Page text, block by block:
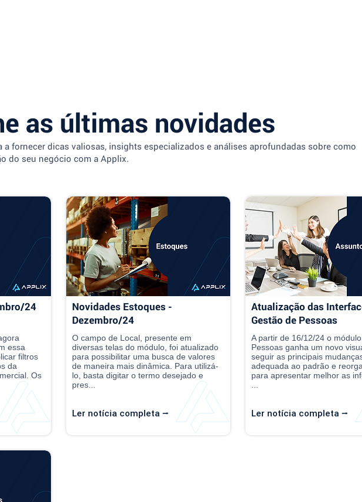
as últimas novidades
a fornecer dicas valiosas, insights especializados e análises aprofundadas sobre como
do seu negócio com a Applix.
24
essa
filtros
da
Os
Novidades Estoques -
Dezembro/24
O campo de Local, presente em
diversas telas do módulo, foi atualizado
para possibilitar uma busca de valores
de maneira mais dinâmica. Para utilizá-
lo, basta digitar o termo desejado e
pres...
Ler notícia completa ⭢
Atualização das
Gestão de Pessoas
A partir de 16/12/24 o
Pessoas ganha um novo
seguir as principais
adequada ao padrão e
para apresentar melhor as
...
Ler notícia completa ⭢